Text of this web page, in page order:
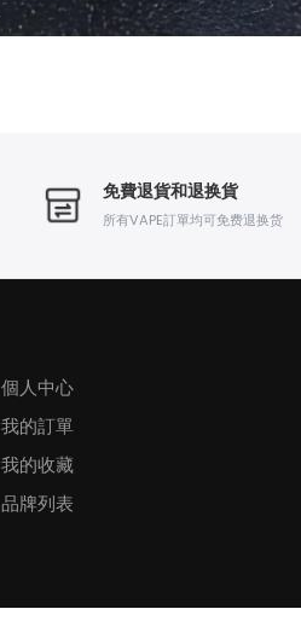
免費退貨和退换貨
所有VAPE訂單均可免费退换货
個人中心
我的訂單
我的收藏
品牌列表